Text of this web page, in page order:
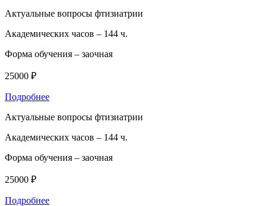
Актуальные вопросы фтизиатрии
Академических часов – 144 ч.
Форма обучения – заочная
25000 ₽
Подробнее
Актуальные вопросы фтизиатрии
Академических часов – 144 ч.
Форма обучения – заочная
25000 ₽
Подробнее